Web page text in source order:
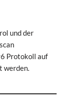
und der
Protokoll auf
werden.